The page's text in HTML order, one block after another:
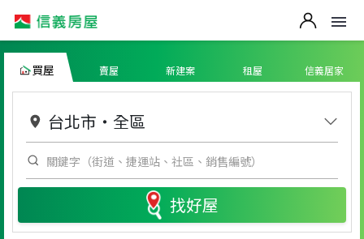
買屋 賣屋 新建案 租屋 信義居家
台北市 ・ 全區
找好屋